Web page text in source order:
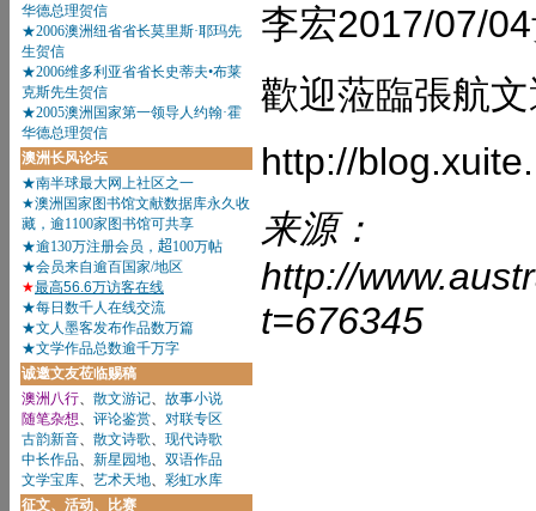
李宏2017/07/
歡迎蒞臨張航
http://
来源：
http://
t=676345